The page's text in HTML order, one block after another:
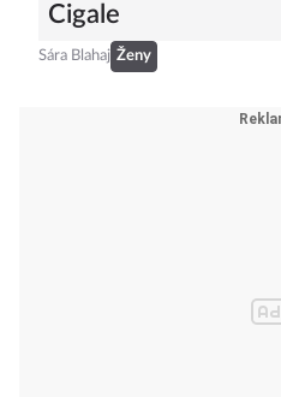
Cigale
Sára Blahaj Ženy